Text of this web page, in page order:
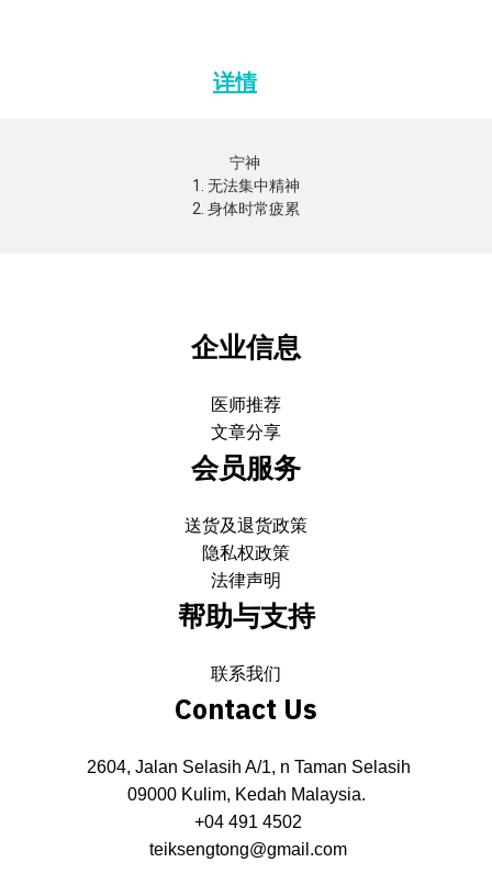
详情
宁神
1. 无法集中精神
2. 身体时常疲累
企业信息
医师推荐
文章分享
会员服务
送货及退货政策
隐私权政策
法律声明
帮助与支持
联系我们
Contact Us
2604, Jalan Selasih A/1, n Taman Selasih
09000 Kulim, Kedah Malaysia.
+04 491 4502
teiksengtong@gmail.com